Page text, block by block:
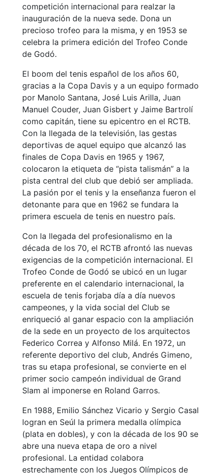
Bar Piscina
Patrocinio
Patrocinadores
la Revista
Ventajas
sociales
¿Quieres ser
Patrocinador
del Club?
Noticias
Inscripciones
El Godó
Socio/a
competición internacional para realzar la
inauguración de la nueva sede. Dona un
precioso trofeo para la misma, y en 1953 se
celebra la primera edición del Trofeo Conde
de Godó.
El boom del tenis español de los años 60,
gracias a la Copa Davis y a un equipo formado
por Manolo Santana, José Luis Arilla, Juan
Manuel Couder, Juan Gisbert y Jaime Bartrolí
como capitán, tiene su epicentro en el RCTB.
Con la llegada de la televisión, las gestas
deportivas de aquel equipo que alcanzó las
finales de Copa Davis en 1965 y 1967,
colocaron la etiqueta de “pista talismán” a la
pista central del club que debió ser ampliada.
La pasión por el tenis y la enseñanza fueron el
detonante para que en 1962 se fundara la
primera escuela de tenis en nuestro país.
Con la llegada del profesionalismo en la
década de los 70, el RCTB afrontó las nuevas
exigencias de la competición internacional. El
Trofeo Conde de Godó se ubicó en un lugar
preferente en el calendario internacional, la
escuela de tenis forjaba día a día nuevos
campeones, y la vida social del Club se
enriqueció al ganar espacio con la ampliación
de la sede en un proyecto de los arquitectos
Federico Correa y Alfonso Milá. En 1972, un
referente deportivo del club, Andrés Gimeno,
tras su etapa profesional, se convierte en el
primer socio campeón individual de Grand
Slam al imponerse en Roland Garros.
En 1988, Emilio Sánchez Vicario y Sergio Casal
logran en Seúl la primera medalla olímpica
(plata en dobles), y con la década de los 90 se
abre una nueva etapa de oro a nivel
profesional. La entidad colabora
estrechamente con los Juegos Olímpicos de